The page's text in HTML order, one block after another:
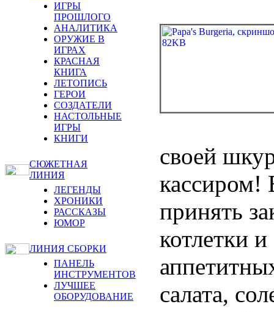
ИГРЫ
ПРОШЛОГО
АНАЛИТИКА
ОРУЖИЕ В
ИГРАХ
КРАСНАЯ
КНИГА
ЛЕТОПИСЬ
ГЕРОИ
СОЗДАТЕЛИ
НАСТОЛЬНЫЕ
ИГРЫ
КНИГИ
СЮЖЕТНАЯ
ЛИНИЯ
ЛЕГЕНДЫ
ХРОНИКИ
РАССКАЗЫ
ЮМОР
ЛИНИЯ СБОРКИ
ПАНЕЛЬ
ИНСТРУМЕНТОВ
ЛУЧШЕЕ
ОБОРУДОВАНИЕ
своей
кассиром!
принять
котлетки
салата,